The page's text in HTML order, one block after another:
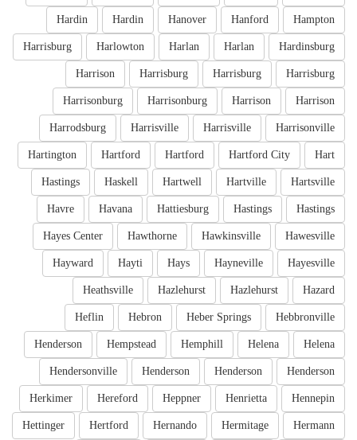
Hampton
Hanford
Hanover
Hardin
Hardin
Hardinsburg
Harlan
Harlan
Harlowton
Harrisburg
Harrisburg
Harrisburg
Harrisburg
Harrison
Harrison
Harrison
Harrisonburg
Harrisonburg
Harrisonville
Harrisville
Harrisville
Harrodsburg
Hart
Hartford City
Hartford
Hartford
Hartington
Hartsville
Hartville
Hartwell
Haskell
Hastings
Hastings
Hastings
Hattiesburg
Havana
Havre
Hawesville
Hawkinsville
Hawthorne
Hayes Center
Hayesville
Hayneville
Hays
Hayti
Hayward
Hazard
Hazlehurst
Hazlehurst
Heathsville
Hebbronville
Heber Springs
Hebron
Heflin
Helena
Helena
Hemphill
Hempstead
Henderson
Henderson
Henderson
Henderson
Hendersonville
Hennepin
Henrietta
Heppner
Hereford
Herkimer
Hermann
Hermitage
Hernando
Hertford
Hettinger